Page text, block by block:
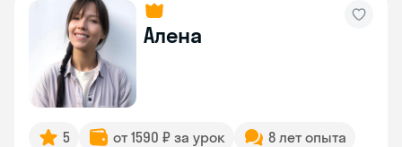
Алена
5 от 1590 ₽ за урок
8 лет опыта